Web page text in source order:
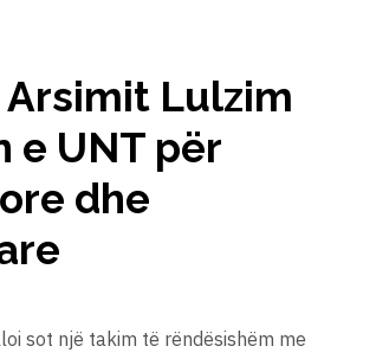
Lulzim
e UNT për
dhe
sot një takim të rëndësishëm me